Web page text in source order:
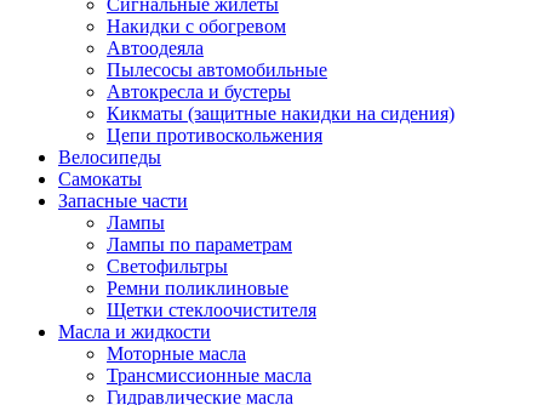
Сигнальные жилеты
Накидки с обогревом
Автоодеяла
Пылесосы автомобильные
Автокресла и бустеры
Кикматы (защитные накидки на сидения)
Цепи противоскольжения
Велосипеды
Самокаты
Запасные части
Лампы
Лампы по параметрам
Светофильтры
Ремни поликлиновые
Щетки стеклоочистителя
Масла и жидкости
Моторные масла
Трансмиссионные масла
Гидравлические масла